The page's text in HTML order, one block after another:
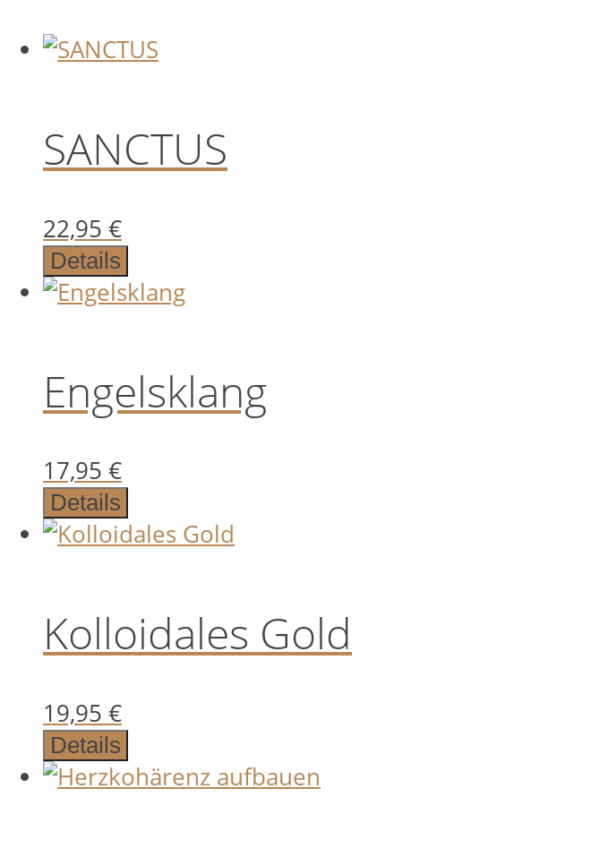
SANCTUS
22,95 €
Details
Engelsklang
17,95 €
Details
Kolloidales Gold
19,95 €
Details